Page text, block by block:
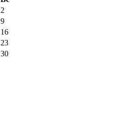
2
9
16
23
30